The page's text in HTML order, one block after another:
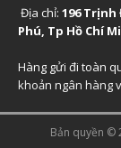
Địa chỉ: 196
Phú, Tp Hồ Chí
Hàng gửi đi toàn
khoản ngân hàng
Bản quyền ©